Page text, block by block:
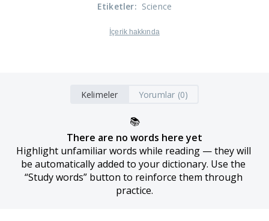
Etiketler: Science
İçerik hakkında
Kelimeler Yorumlar (0)
📚
There are no words here yet
Highlight unfamiliar words while reading — they will
be automatically added to your dictionary. Use the
“Study words” button to reinforce them through
practice.